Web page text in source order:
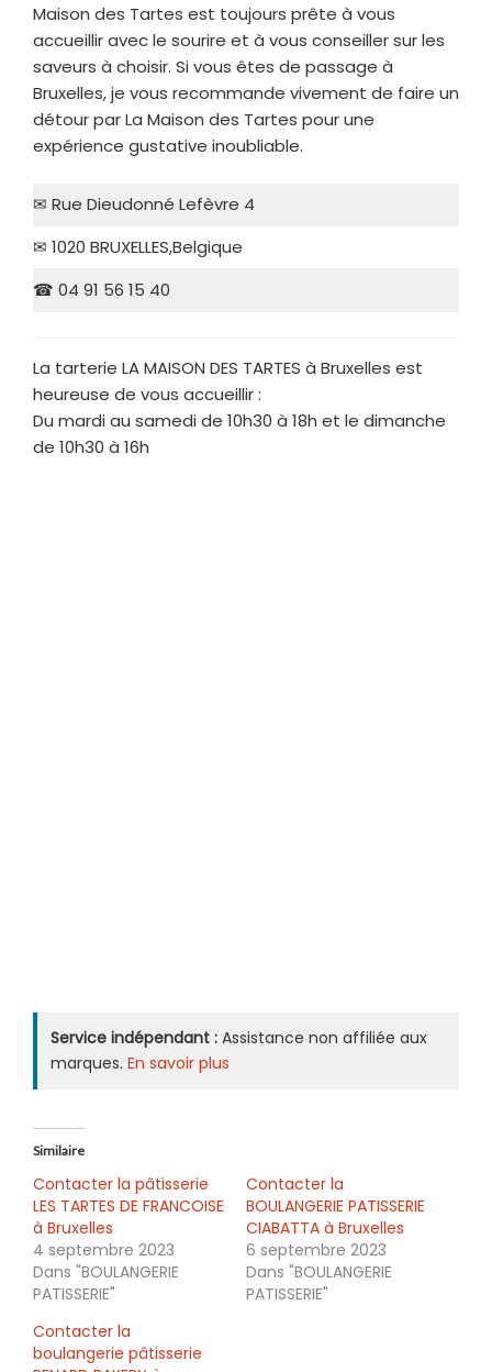
Maison des Tartes est toujours prête à vous
accueillir avec le sourire et à vous conseiller sur les
saveurs à choisir. Si vous êtes de passage à
Bruxelles, je vous recommande vivement de faire un
détour par La Maison des Tartes pour une
expérience gustative inoubliable.
✉ Rue Dieudonné Lefèvre 4
✉ 1020 BRUXELLES,Belgique
☎ 04 91 56 15 40
La tarterie LA MAISON DES TARTES à Bruxelles est
heureuse de vous accueillir :
Du mardi au samedi de 10h30 à 18h et le dimanche
de 10h30 à 16h
Service indépendant : Assistance non affiliée aux
marques. En savoir plus
Similaire
Contacter la pâtisserie
LES TARTES DE FRANCOISE
à Bruxelles
4 septembre 2023
Dans "BOULANGERIE
PATISSERIE"
Contacter la
BOULANGERIE PATISSERIE
CIABATTA à Bruxelles
6 septembre 2023
Dans "BOULANGERIE
PATISSERIE"
Contacter la
boulangerie pâtisserie